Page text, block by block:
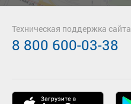
Техническая поддержка сайта
8 800 600-03-38